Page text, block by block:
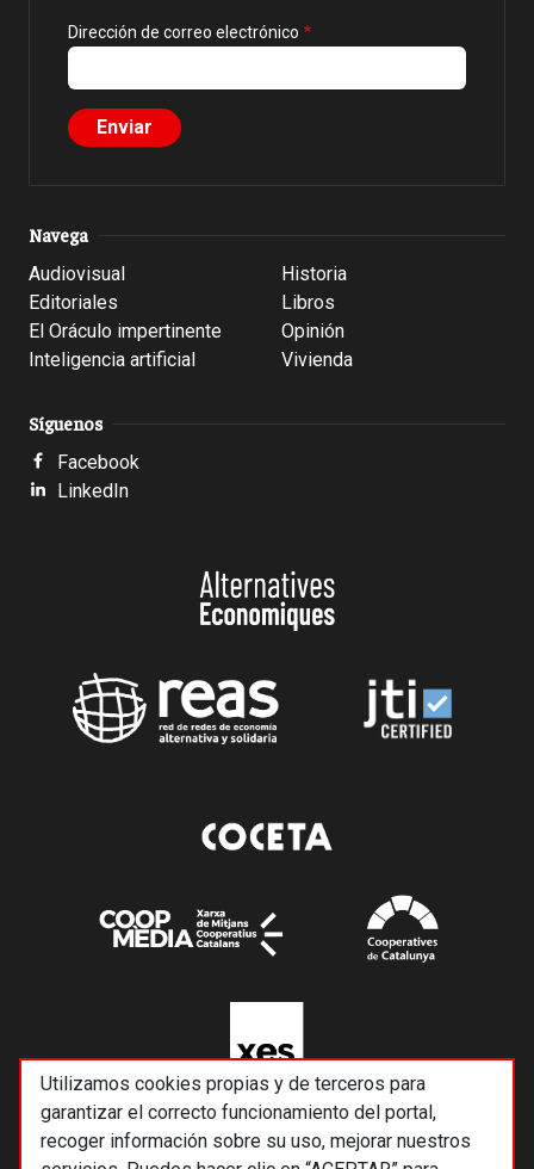
Utilizamos cookies propias y de terceros para
garantizar el correcto funcionamiento del portal,
recoger información sobre su uso, mejorar nuestros
Dirección de correo electrónico
Navega
Audiovisual
Editoriales
El Oráculo impertinente
Inteligencia artificial
Historia
Libros
Opinión
Vivienda
Síguenos
Facebook
LinkedIn